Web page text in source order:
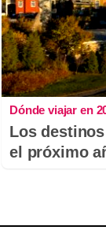
Dónde viajar en
Los
el próximo